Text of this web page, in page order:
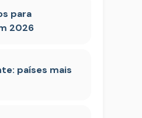
para
2026
países mais